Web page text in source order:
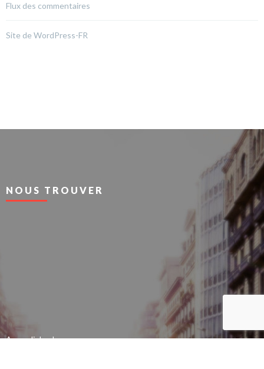
Flux des commentaires
Site de WordPress-FR
NOUS TROUVER
Agrandir le plan